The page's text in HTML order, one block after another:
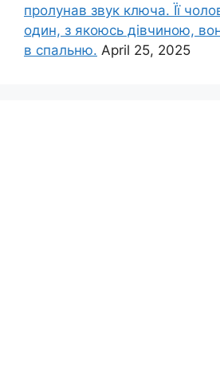
пролунав звук ключа. Її
один, з якоюсь дівчиною,
в спальню. April 25, 2025